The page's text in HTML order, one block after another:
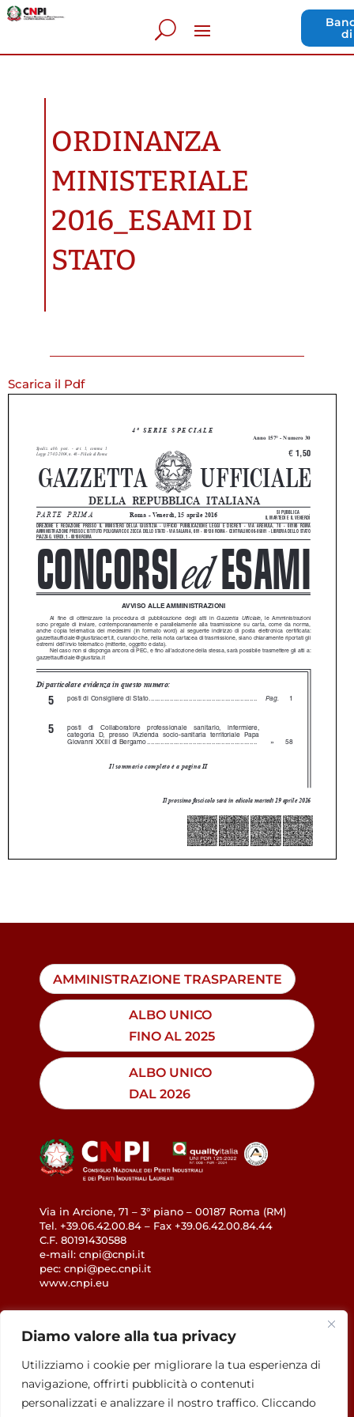
Diamo valore alla tua privacy
Utilizziamo i cookie per migliorare la tua esperienza di
navigazione, offrirti pubblicità o contenuti
personalizzati e analizzare il nostro traffico. Cliccando
ORDINANZA
MINISTERIALE
2016_ESAMI DI
STATO
Scarica il Pdf
AMMINISTRAZIONE TRASPARENTE
ALBO UNICO
FINO AL 2025
ALBO UNICO
DAL 2026
Via in Arcione, 71 – 3° piano – 00187 Roma (RM)
Tel. +39.06.42.00.84 – Fax +39.06.42.00.84.44
C.F. 80191430588
e-mail: cnpi@cnpi.it
pec: cnpi@pec.cnpi.it
www.cnpi.eu
Privacy Policy
Cookie Policy
Accessibilità